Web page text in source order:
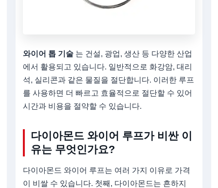
와이어 톱 기술 는 건설, 광업, 생산 등 다양한 산업
에서 활용되고 있습니다. 일반적으로 화강암, 대리
석, 실리콘과 같은 물질을 절단합니다. 이러한 루프
를 사용하면 더 빠르고 효율적으로 절단할 수 있어
시간과 비용을 절약할 수 있습니다.
다이아몬드 와이어 루프가 비싼 이
유는 무엇인가요?
다이아몬드 와이어 루프는 여러 가지 이유로 가격
이 비쌀 수 있습니다. 첫째, 다이아몬드는 흔하지